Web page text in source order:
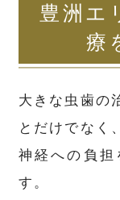
豊洲エ
療
大きな虫歯の
とだけでなく
神経への負担
す。